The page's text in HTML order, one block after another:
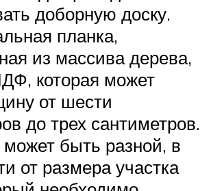
доборную доску.
планка,
из массива дерева,
которая может
от шести
до трех сантиметров.
быть разной, в
от размера участка